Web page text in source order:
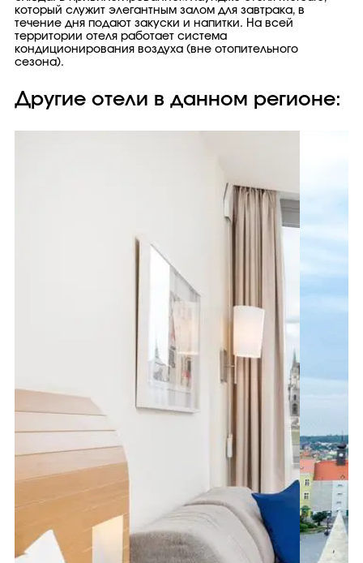
который служит элегантным залом для завтрака, в
течение дня подают закуски и напитки. На всей
территории отеля работает система
кондиционирования воздуха (вне отопительного
сезона).
Другие отели в данном регионе: